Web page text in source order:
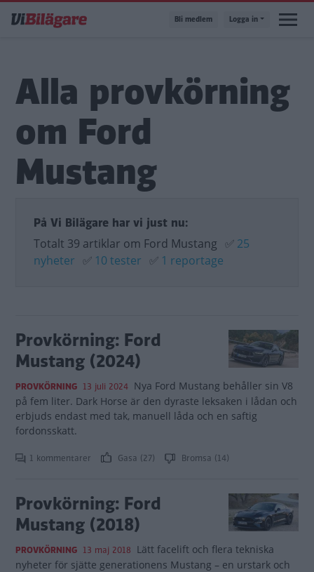
till
Bli medlem Logga in
Alla provkörning
om Ford
Mustang
På Vi Bilägare har vi just nu:
Totalt 39 artiklar om Ford Mustang ✅ 25
nyheter ✅ 10 tester ✅ 1 reportage
Provkörning: Ford
Mustang (2024)
PROVKÖRNING 13 juli 2024 Nya Ford Mustang behåller sin V8
på fem liter. Dark Horse är den dyraste leksaken i lådan och
erbjuds endast med tak, manuell låda och en saftig
fordonsskatt.
1 kommentarer Gasa (27) Bromsa (14)
Provkörning: Ford
Mustang (2018)
PROVKÖRNING 13 maj 2018 Lätt facelift och flera tekniska
nyheter för sjätte generationens Mustang – en urstark och